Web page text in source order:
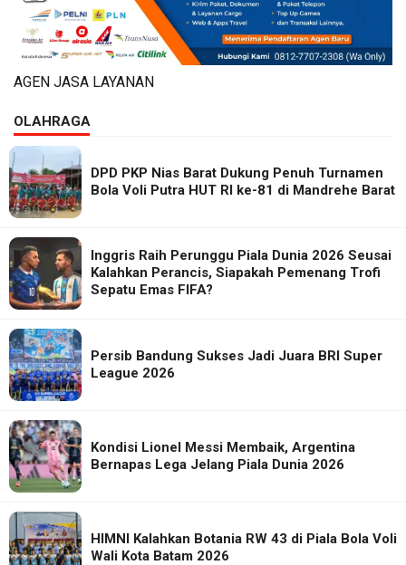
AGEN JASA LAYANAN
OLAHRAGA
DPD PKP Nias Barat Dukung Penuh Turnamen
Bola Voli Putra HUT RI ke-81 di Mandrehe Barat
Inggris Raih Perunggu Piala Dunia 2026 Seusai
Kalahkan Perancis, Siapakah Pemenang Trofi
Sepatu Emas FIFA?
Persib Bandung Sukses Jadi Juara BRI Super
League 2026
Kondisi Lionel Messi Membaik, Argentina
Bernapas Lega Jelang Piala Dunia 2026
HIMNI Kalahkan Botania RW 43 di Piala Bola Voli
Wali Kota Batam 2026